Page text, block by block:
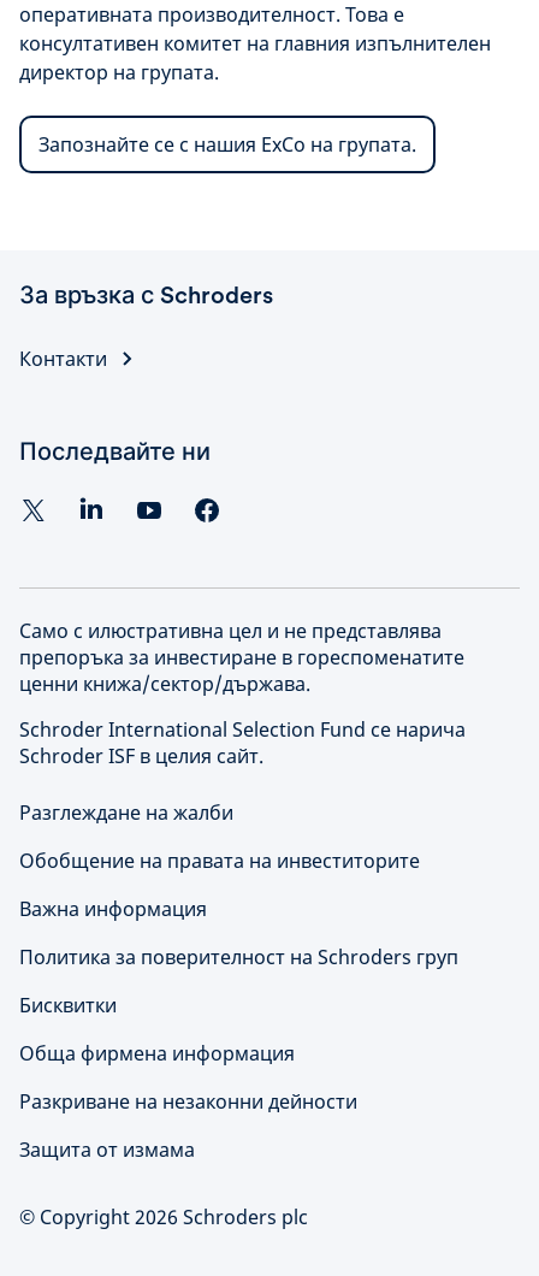
оперативната производителност. Това е
консултативен комитет на главния изпълнителен
директор на групата.
Запознайте се с нашия ExCo на групата.
За връзка с Schroders
Контакти
Последвайте ни
Само с илюстративна цел и не представлява
препоръка за инвестиране в гореспоменатите
ценни книжа/сектор/държава.
Schroder International Selection Fund се нарича
Schroder ISF в целия сайт.
Разглеждане на жалби
Обобщение на правата на инвеститорите
Важна информация
Политика за поверителност на Schroders груп
Бисквитки
Обща фирмена информация
Разкриване на незаконни дейности
Защита от измама
© Copyright 2026 Schroders plc